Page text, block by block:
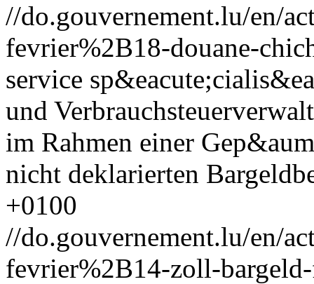
//do.gouvernement.lu/en/
fevrier%2B18-douane-
service
und
im Rahmen einer
nicht deklarierten
+0100
//do.gouvernement.lu/en/
fevrier%2B14-zoll-